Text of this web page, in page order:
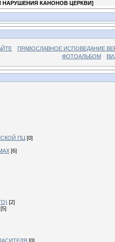
НАРУШЕНИЯ КАНОНОВ ЦЕРКВИ]
ПРАВОСЛАВНОЕ ИСПОВЕДАНИЕ
ФОТОАЛЬБОМ
ПЦ [0]
[6]
[2]
[5]
[0]